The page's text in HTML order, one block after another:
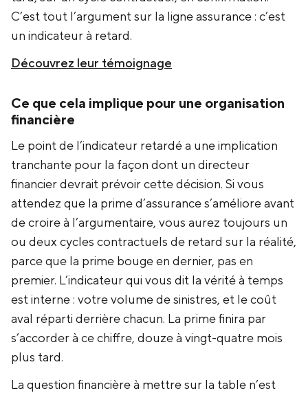
C’est tout l’argument sur la ligne assurance : c’est
un indicateur à retard.
Découvrez leur témoignage
Ce que cela implique pour une organisation
financière
Le point de l’indicateur retardé a une implication
tranchante pour la façon dont un directeur
financier devrait prévoir cette décision. Si vous
attendez que la prime d’assurance s’améliore avant
de croire à l’argumentaire, vous aurez toujours un
ou deux cycles contractuels de retard sur la réalité,
parce que la prime bouge en dernier, pas en
premier. L’indicateur qui vous dit la vérité à temps
est interne : votre volume de sinistres, et le coût
aval réparti derrière chacun. La prime finira par
s’accorder à ce chiffre, douze à vingt-quatre mois
plus tard.
La question financière à mettre sur la table n’est